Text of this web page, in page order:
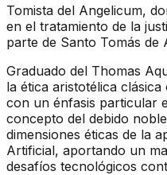
Tomista del Angelicum,
en el tratamiento de la
parte de Santo Tomás de
Graduado del Thomas
la ética aristotélica
con un énfasis particular
concepto del debido
dimensiones éticas de la
Artificial, aportando un
desafíos tecnológicos